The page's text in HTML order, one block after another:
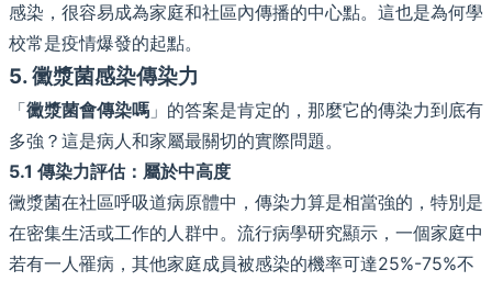
感染，很容易成為家庭和社區內傳播的中心點。這也是為何學
校常是疫情爆發的起點。
5. 黴漿菌感染傳染力
「黴漿菌會傳染嗎 」的答案是肯定的，那麼它的傳染力到底有
多強？這是病人和家屬最關切的實際問題。
5.1 傳染力評估：屬於中高度
黴漿菌在社區呼吸道病原體中，傳染力算是相當強的，特別是
在密集生活或工作的人群中。流行病學研究顯示，一個家庭中
若有一人罹病，其他家庭成員被感染的機率可達25%-75%不